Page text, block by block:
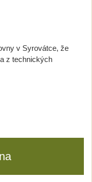
v Syrovátce, že
z technických